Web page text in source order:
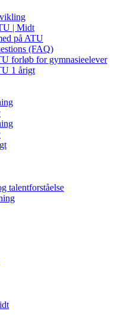
| Midt
på ATU
(FAQ)
forløb for gymnasieelever
1 årigt
talentforståelse